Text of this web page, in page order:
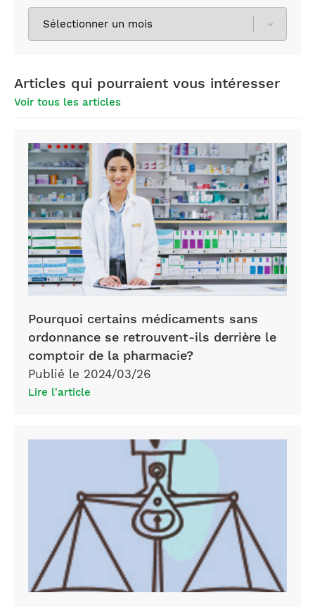
Articles qui pourraient vous intéresser
Voir tous les articles
Pourquoi certains médicaments sans
ordonnance se retrouvent-ils derrière le
comptoir de la pharmacie?
Publié le 2024/03/26
Lire l'article